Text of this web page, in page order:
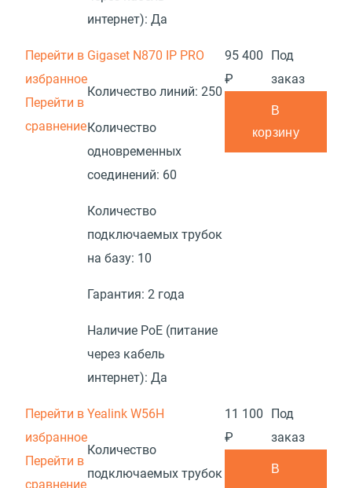
интернет): Да
Перейти в
избранное
Перейти в
сравнение
Gigaset N870 IP PRO
Количество линий: 250
Количество
одновременных
соединений: 60
Количество
подключаемых трубок
на базу: 10
Гарантия: 2 года
Наличие PoE (питание
через кабель
интернет): Да
95 400
₽
Под
заказ
В
корзину
Перейти в
избранное
Перейти в
сравнение
Yealink W56H
Количество
подключаемых трубок
11 100
₽
Под
заказ
В